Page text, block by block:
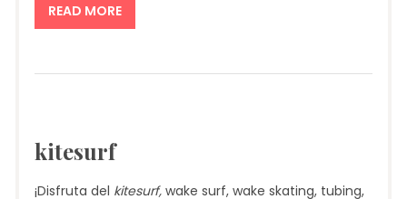
READ MORE
kitesurf
¡Disfruta del kitesurf,wake surf, wake skating, tubing,